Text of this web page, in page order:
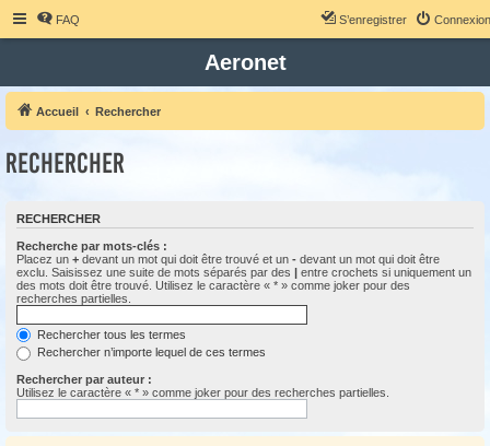
FAQ Connexion
S’enregistrer
Aeronet
Accueil Rechercher
Rechercher
RECHERCHER
Recherche par mots-clés :
Placez un + devant un mot qui doit être trouvé et un - devant un mot qui doit être
exclu. Saisissez une suite de mots séparés par des | entre crochets si uniquement un
des mots doit être trouvé. Utilisez le caractère « * » comme joker pour des
recherches partielles.
Rechercher tous les termes
Rechercher n’importe lequel de ces termes
Rechercher par auteur :
Utilisez le caractère « * » comme joker pour des recherches partielles.